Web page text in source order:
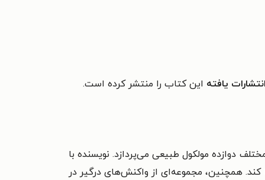
انتشارات یافته این کتاب را منتشر کرده است.
دوازده مولکول طبیعی می‌پردازد. نویسنده با
کند. همچنین، مجموعه‌ای از واکنش‌های درگیر در